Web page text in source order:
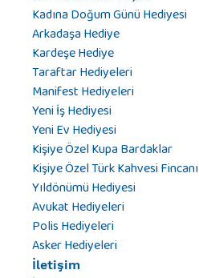
Kadına Doğum Günü Hediyesi
Arkadaşa Hediye
Kardeşe Hediye
Taraftar Hediyeleri
Manifest Hediyeleri
Yeni İş Hediyesi
Yeni Ev Hediyesi
Kişiye Özel Kupa Bardaklar
Kişiye Özel Türk Kahvesi Fincanı
Yıldönümü Hediyesi
Avukat Hediyeleri
Polis Hediyeleri
Asker Hediyeleri
İletişim